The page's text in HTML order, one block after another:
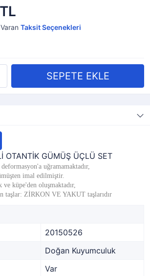
Taksit Seçenekleri
OTANTİK GÜMÜŞ ÜÇLÜ SET
uğramamaktadır,​
imal edilmiştir.
küpe'den oluşmaktadır,
taşlar: ZİRKON VE YAKUT taşlarıdır
20150526
Doğan Kuyumculuk
Var